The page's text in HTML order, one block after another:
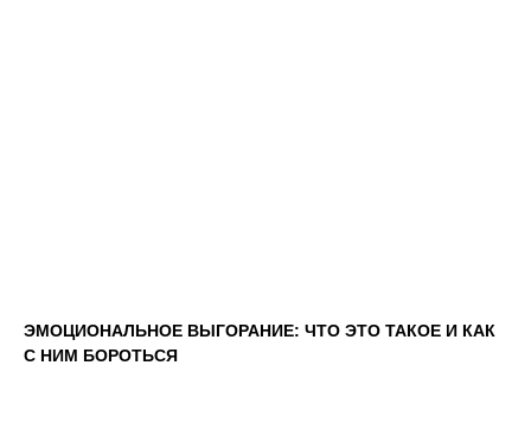
ЭМОЦИОНАЛЬНОЕ ВЫГОРАНИЕ: ЧТО ЭТО ТАКОЕ И КАК
С НИМ БОРОТЬСЯ